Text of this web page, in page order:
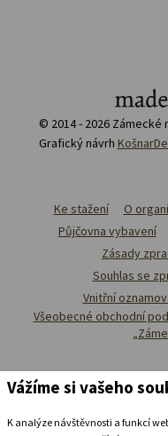
© 2014 - 2026 Zámecké
Grafický návrh
Ke stažení O
Půjčovna vybavení
Zásady
Souhlas se
Vnitřní
Všeobecné obchodní
Vážíme si vašeho
K analýze návštěvnosti a funkcí